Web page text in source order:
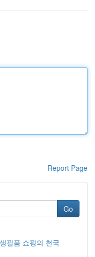
Report Page
Go
필품 쇼핑의 천국